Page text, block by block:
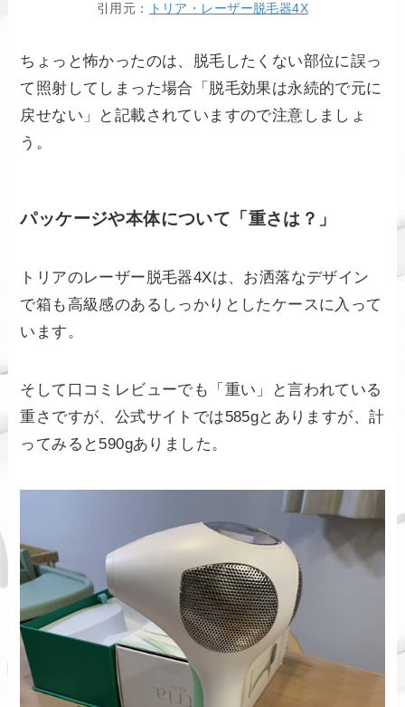
引用元： トリア・レーザー脱毛器4X
ちょっと怖かったのは、脱毛したくない部位に誤っ
て照射してしまった場合「脱毛効果は永続的で元に
戻せない」と記載されていますので注意しましょ
う。
パッケージや本体について「重さは？」
トリアのレーザー脱毛器4Xは、お洒落なデザイン
で箱も高級感のあるしっかりとしたケースに入って
います。
そして口コミレビューでも「重い」と言われている
重さですが、公式サイトでは585gとありますが、計
ってみると590gありました。